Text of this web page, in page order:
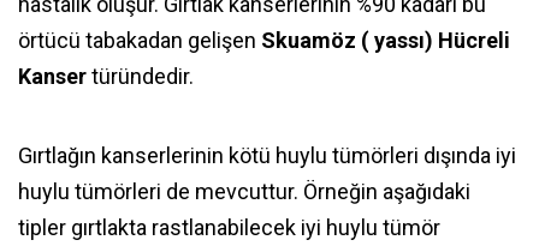
örtücü tabakadan gelişen Skuamöz ( yassı) Hücreli
Kansertüründedir.
Gırtlağın kanserlerinin kötü huylu tümörleri dışında iyi
huylu tümörleri de mevcuttur. Örneğin aşağıdaki
tipler gırtlakta rastlanabilecek iyi huylu tümör